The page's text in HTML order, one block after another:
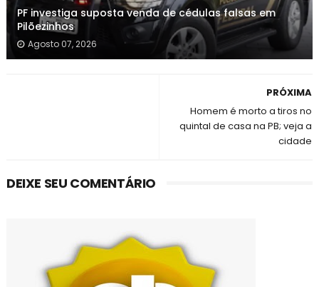
PF investiga suposta venda de cédulas falsas em
Pilõezinhos
Agosto 07, 2026
PRÓXIMA
Homem é morto a tiros no
quintal de casa na PB; veja a
cidade
DEIXE SEU COMENTÁRIO